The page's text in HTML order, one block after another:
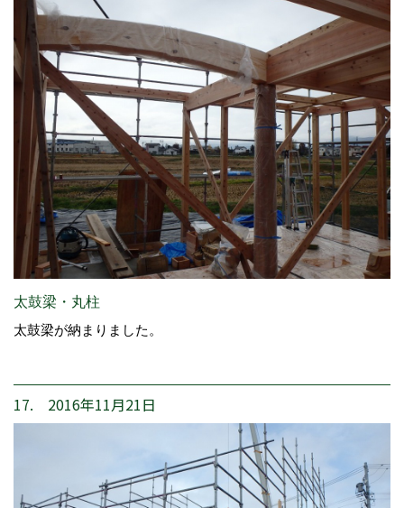
太鼓梁・丸柱
太鼓梁が納まりました。
17. 2016年11月21日